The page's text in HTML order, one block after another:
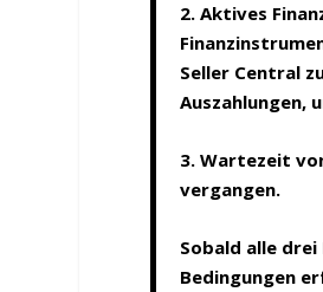
2. Aktives
Seller Central
Auszahlungen,
3. Wartezeit
vergangen.
Sobald alle
Bedingungen